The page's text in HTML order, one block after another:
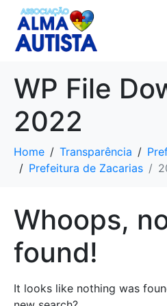
WP File
2022
Home Transparência
Prefeitura de Zacarias
Whoops,
found!
It looks like nothing was